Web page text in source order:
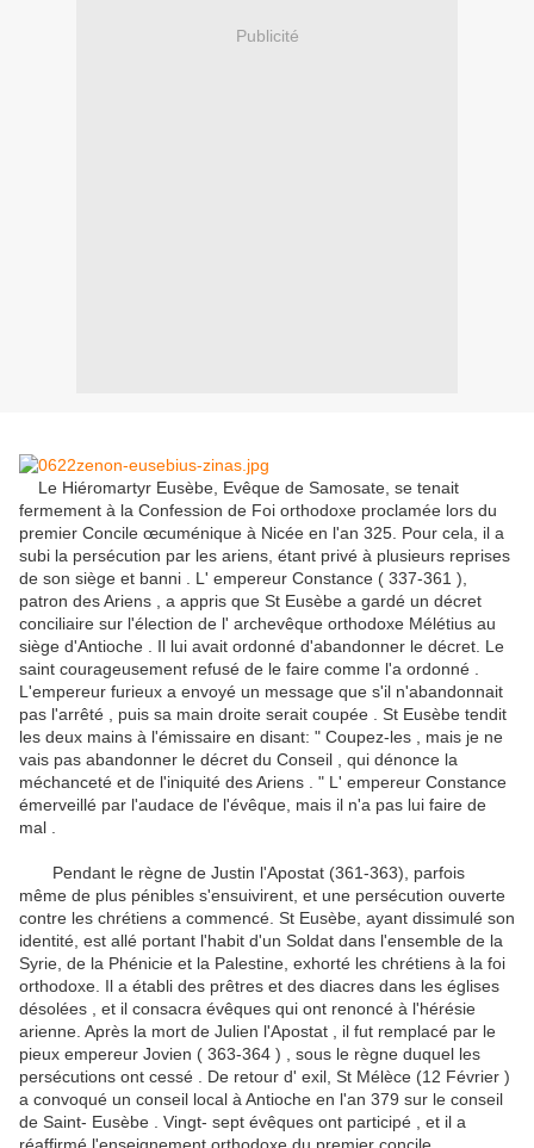
Publicité
Le Hiéromartyr Eusèbe, Evêque de Samosate, se tenait
fermement à la Confession de Foi orthodoxe proclamée lors du
premier Concile œcuménique à Nicée en l'an 325. Pour cela, il a
subi la persécution par les ariens, étant privé à plusieurs reprises
de son siège et banni .
L' empereur Constance ( 337-361 ),
patron des Ariens , a appris que St Eusèbe a gardé un décret
conciliaire sur l'élection de l' archevêque orthodoxe Mélétius au
siège d'Antioche .
Il lui avait ordonné d'abandonner le décret. Le
saint courageusement refusé de le faire comme l'a ordonné .
L'empereur furieux a envoyé un message que s'il n'abandonnait
pas l'arrêté , puis sa main droite serait coupée .
St Eusèbe tendit
les deux mains à l'émissaire en disant: " Coupez-les , mais je ne
vais pas abandonner le décret du Conseil , qui dénonce la
méchanceté et de l'iniquité des Ariens . " L' empereur Constance
émerveillé par l'audace de l'évêque, mais il n'a pas lui faire de
mal .
Pendant le règne de Justin l'Apostat (361-363), parfois
même de plus pénibles s'ensuivirent, et une persécution ouverte
contre les chrétiens a commencé. St Eusèbe, ayant dissimulé son
identité, est allé portant l'habit d'un Soldat dans l'ensemble de la
Syrie, de la Phénicie et la Palestine, exhorté les chrétiens à la foi
orthodoxe. Il a établi des prêtres et des diacres dans les églises
désolées , et il consacra évêques qui ont renoncé à l'hérésie
arienne. Après la mort de Julien l'Apostat , il fut remplacé par le
pieux empereur Jovien ( 363-364 ) , sous le règne duquel les
persécutions ont cessé .
De retour d' exil, St Mélèce (12 Février )
a convoqué un conseil local à Antioche en l'an 379 sur le conseil
de Saint- Eusèbe .
Vingt- sept évêques ont participé , et il a